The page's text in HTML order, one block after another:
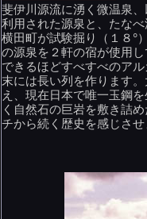
斐伊川源流に湧く微温泉
利用された源泉と、たな
横田町が試験掘り（１８°
の源泉を２軒の宿が使用
できるほどすべすべのア
末には長い列を作ります
え、現在日本で唯一玉鋼
く自然石の巨岩を敷き詰
チから続く歴史を感じさせ